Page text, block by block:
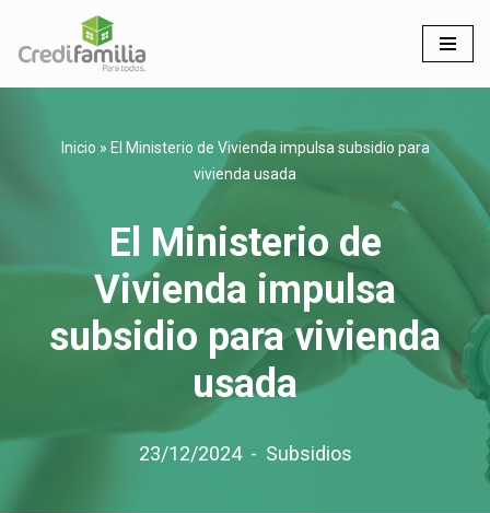
Saltar
al
Inicio » El Ministerio de Vivienda impulsa subsidio para
vivienda usada
El Ministerio de
Vivienda impulsa
subsidio para vivienda
usada
23/12/2024 Subsidios